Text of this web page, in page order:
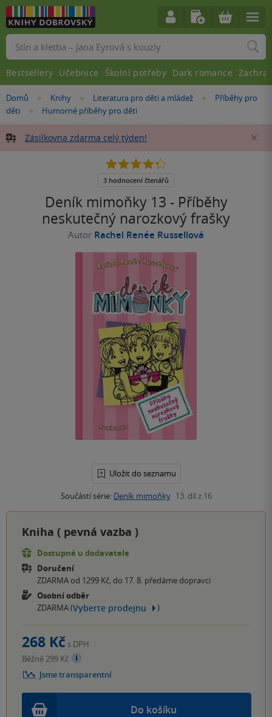
Nacházíte
se
Domů »Knihy »Literatura pro děti a mládež »Příběhy pro
děti
»Humorné příběhy pro děti
Zásilkovna zdarma celý týden!
Deník mimoňky 13 - Příběhy
neskutečný narozkový frašky
Autor Rachel Renée Russellová
Uložit do seznamu
Součástí série: Deník mimoňky 13. díl z 16
4.3
5
3 hodnocení čtenářů
Kniha ( pevná vazba )
Dostupné u dodavatele
Doručení
ZDARMA od 1299 Kč, do 17. 8. předáme dopravci
Osobní odběr
ZDARMA (Vyberte prodejnu )
Do košíku
268 Kč s DPH
Běžně 299 Kč
Jsme transparentní
Vyhledávání
Bestsellery Učebnice Školní potřeby Dark romance